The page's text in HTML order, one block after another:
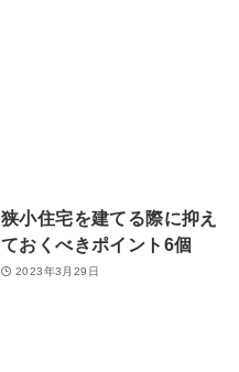
狭小住宅を建てる際に抑え
ておくべきポイント6個
2023年3月29日